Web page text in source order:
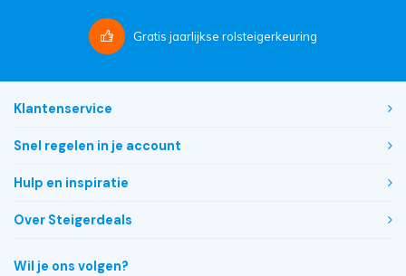
Gratis jaarlijkse rolsteigerkeuring
Klantenservice
Snel regelen in je account
Hulp en inspiratie
Over Steigerdeals
Wil je ons volgen?